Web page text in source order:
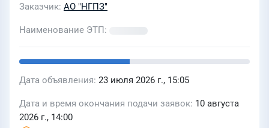
Заказчик АО "НГПЗ"
Наименование ЭТП
Дата объявления 23 июля 2026 г., 15:05
Дата и время окончания подачи заявок 10 августа
2026 г., 14:00